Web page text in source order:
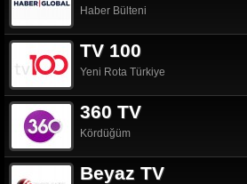
Haber Bülteni
TV 100
Yeni Rota Türkiye
360 TV
Kördüğüm
Beyaz TV